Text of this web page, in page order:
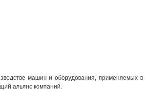
машин и оборудования, применяемых в
альянс компаний.